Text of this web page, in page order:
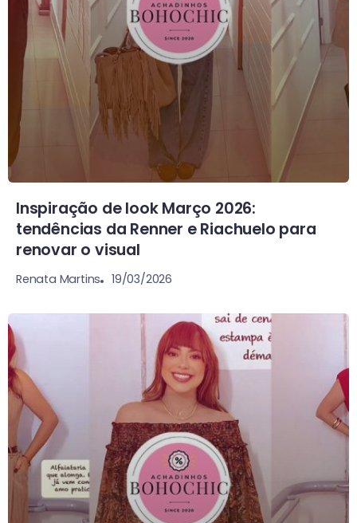
Inspiração de look Março 2026:
tendências da Renner e Riachuelo para
renovar o visual
Renata Martins 19/03/2026